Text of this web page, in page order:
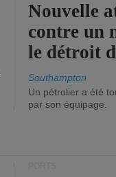
Nouvelle
contre un
le détroit
Southampton
Un pétrolier a été
par son équipage.